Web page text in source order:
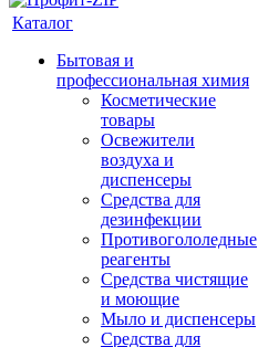
Каталог
Бытовая и
профессиональная химия
Косметические
товары
Освежители
воздуха и
диспенсеры
Средства для
дезинфекции
Противогололедные
реагенты
Средства чистящие
и моющие
Мыло и диспенсеры
Средства для